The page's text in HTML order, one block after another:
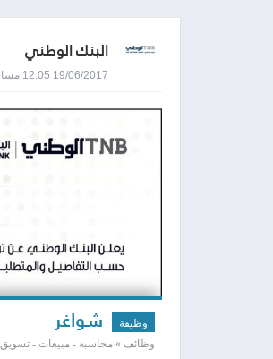
البنك الوطني
19/06/2017 12:05 مساءً
وظيفة شواغر
وظائف » محاسبه - مبيعات - تسويق